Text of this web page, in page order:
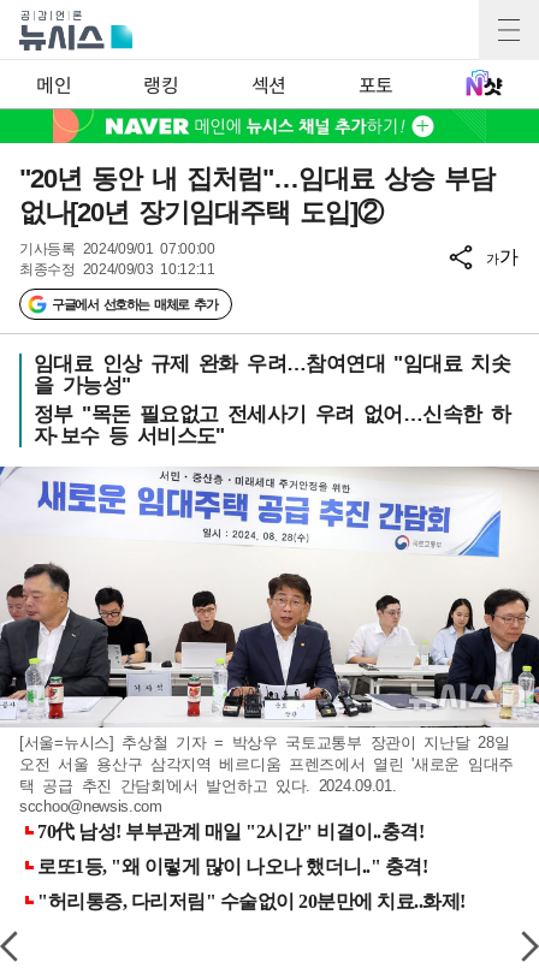
메인 랭킹 섹션 포토
"20년 동안 내 집처럼"…임대료 상승 부담
없나[20년 장기임대주택 도입]②
기사등록 2024/09/01 07:00:00
최종수정 2024/09/03 10:12:11
구글에서 선호하는 매체로 추가
가가
임대료 인상 규제 완화 우려…참여연대 "임대료 치솟
을 가능성"
정부 "목돈 필요없고 전세사기 우려 없어…신속한 하
자·보수 등 서비스도"
[서울=뉴시스] 추상철 기자 = 박상우 국토교통부 장관이 지난달 28일
오전 서울 용산구 삼각지역 베르디움 프렌즈에서 열린 '새로운 임대주
택 공급 추진 간담회'에서 발언하고 있다. 2024.09.01.
scchoo@newsis.com